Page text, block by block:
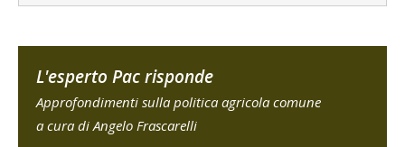
L'esperto Pac risponde
Approfondimenti sulla politica agricola comune
a cura di Angelo Frascarelli